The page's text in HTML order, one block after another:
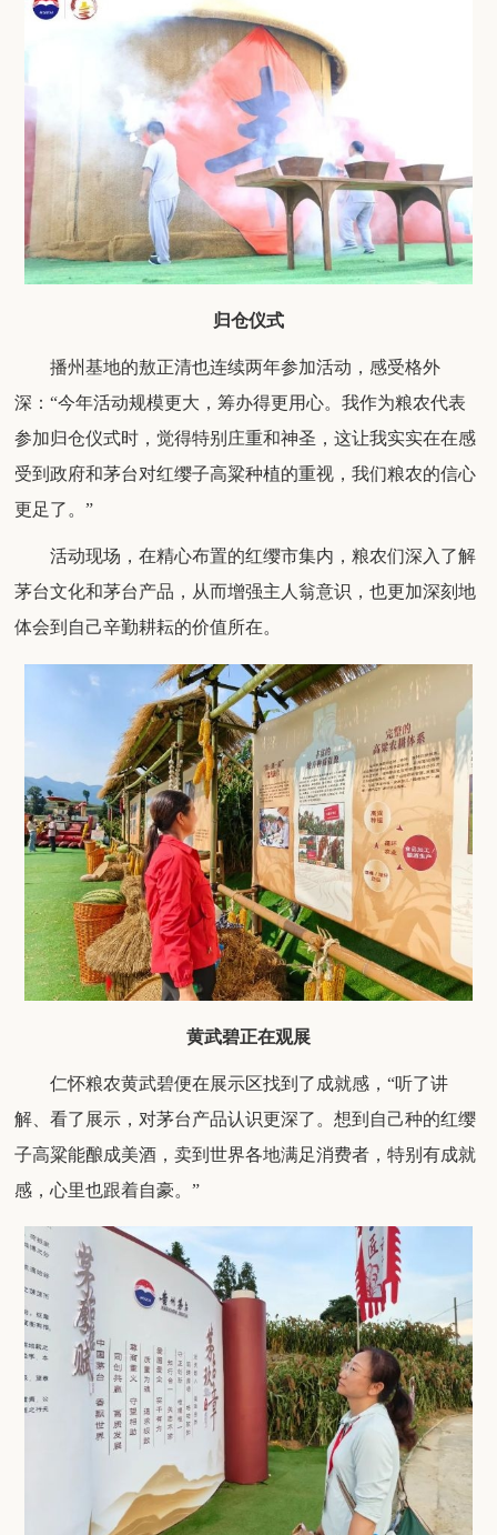
归仓仪式
播州基地的敖正清也连续两年参加活动，感受格外
深：“今年活动规模更大，筹办得更用心。我作为粮农代表
参加归仓仪式时，觉得特别 庄重和神圣 ，这让我实实在在感
受到政府和茅台对红缨子高粱种植的重视，我们粮农的信心
更足了。”
活动现场，在精心布置的红缨市集内，粮农们深入了解
茅台文化和茅台产品，从而增强主人翁意识，也更加深刻地
体会到自己辛勤耕耘的价值所在。
黄武碧正在观展
仁怀粮农黄武碧便在展示区找到了成就感 ，“听了讲
解、看了展示，对茅台产品认识更深了。想到自己种的红缨
子高粱能酿成美酒，卖到世界各地满足消费者，特别有成就
感，心里也跟着自豪。”